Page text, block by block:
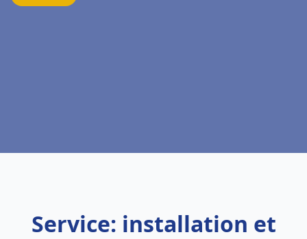
Service: installation et